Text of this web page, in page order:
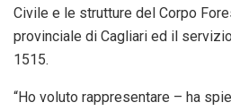
Civile e le strutture del Corpo
provinciale di Cagliari ed il
1515.
“Ho voluto rappresentare – ha